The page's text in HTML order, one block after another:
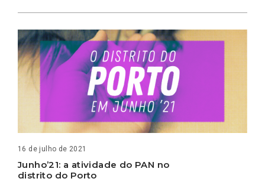
16 de julho de 2021
Junho’21: a atividade do PAN no
distrito do Porto